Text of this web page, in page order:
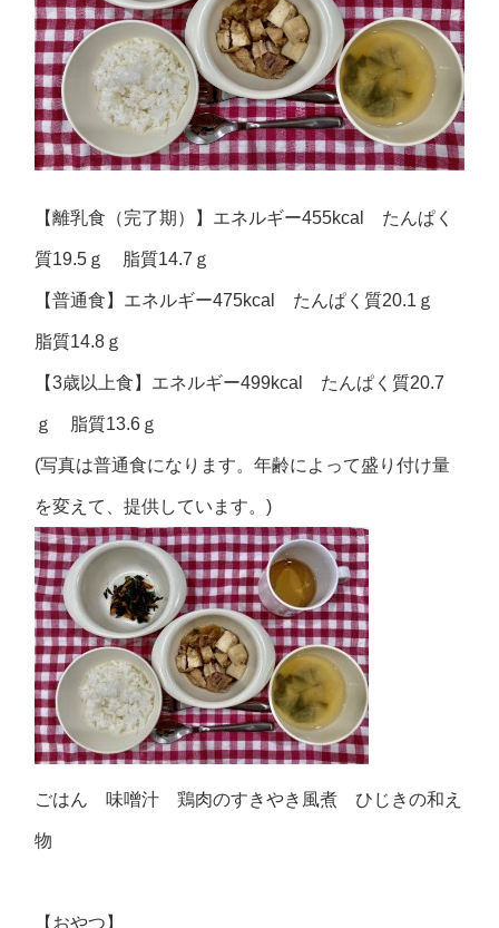
【離乳食（完了期）】エネルギー455kcal たんぱく
質19.5ｇ 脂質14.7ｇ
【普通食】エネルギー475kcal たんぱく質20.1ｇ
脂質14.8ｇ
【3歳以上食】エネルギー499kcal たんぱく質20.7
ｇ 脂質13.6ｇ
(写真は普通食になります。年齢によって盛り付け量
を変えて、提供しています。)
ごはん 味噌汁 鶏肉のすきやき風煮 ひじきの和え
物
【おやつ】